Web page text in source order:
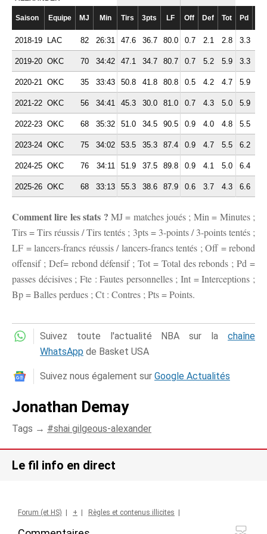
Saison Equipe MJ Min Tirs 3pts LF Off Def Tot Pd
2018-19 LAC 82 26:31 47.6 36.7 80.0 0.7 2.1 2.8 3.3
2019-20 OKC 70 34:42 47.1 34.7 80.7 0.7 5.2 5.9 3.3
2020-21 OKC 35 33:43 50.8 41.8 80.8 0.5 4.2 4.7 5.9
2021-22 OKC 56 34:41 45.3 30.0 81.0 0.7 4.3 5.0 5.9
2022-23 OKC 68 35:32 51.0 34.5 90.5 0.9 4.0 4.8 5.5
2023-24 OKC 75 34:02 53.5 35.3 87.4 0.9 4.7 5.5 6.2
2024-25 OKC 76 34:11 51.9 37.5 89.8 0.9 4.1 5.0 6.4
2025-26 OKC 68 33:13 55.3 38.6 87.9 0.6 3.7 4.3 6.6
Comment lire les stats ? MJ = matches joués ; Min = Minutes ;
Tirs = Tirs réussis / Tirs tentés ; 3pts = 3-points / 3-points tentés ;
LF = lancers-francs réussis / lancers-francs tentés ; Off = rebond
offensif ; Def= rebond défensif ; Tot = Total des rebonds ; Pd =
passes décisives ; Fte : Fautes personnelles ; Int = Interceptions ;
Bp = Balles perdues ; Ct : Contres ; Pts = Points.
Suivez toute l'actualité NBA sur la chaîne
WhatsApp de Basket USA
Suivez nous également sur Google Actualités
Jonathan Demay
Tags → shai gilgeous-alexander
Le fil info en direct
Forum (et HS) + Règles et contenus illicites